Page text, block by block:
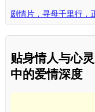
剧情片，寻母千里行，
贴身情人与心
中的爱情深度